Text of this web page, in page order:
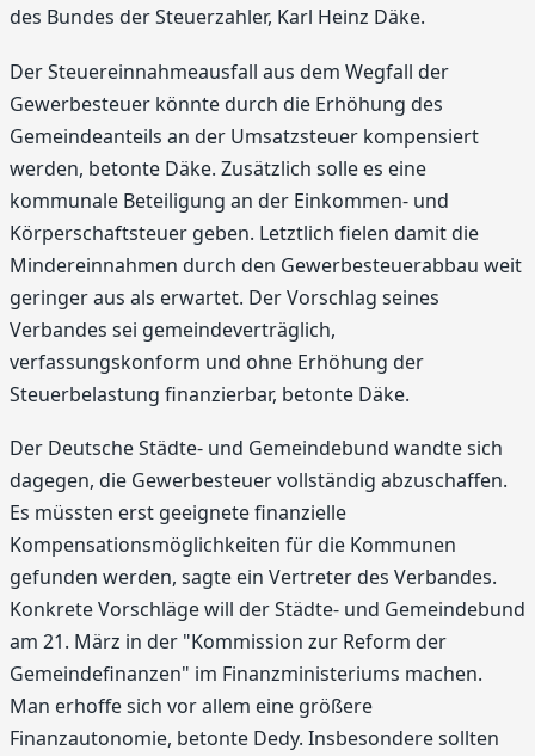
des Bundes der Steuerzahler, Karl Heinz Däke.
Der Steuereinnahmeausfall aus dem Wegfall der
Gewerbesteuer könnte durch die Erhöhung des
Gemeindeanteils an der Umsatzsteuer kompensiert
werden, betonte Däke. Zusätzlich solle es eine
kommunale Beteiligung an der Einkommen- und
Körperschaftsteuer geben. Letztlich fielen damit die
Mindereinnahmen durch den Gewerbesteuerabbau weit
geringer aus als erwartet. Der Vorschlag seines
Verbandes sei gemeindeverträglich,
verfassungskonform und ohne Erhöhung der
Steuerbelastung finanzierbar, betonte Däke.
Der Deutsche Städte- und Gemeindebund wandte sich
dagegen, die Gewerbesteuer vollständig abzuschaffen.
Es müssten erst geeignete finanzielle
Kompensationsmöglichkeiten für die Kommunen
gefunden werden, sagte ein Vertreter des Verbandes.
Konkrete Vorschläge will der Städte- und Gemeindebund
am 21. März in der "Kommission zur Reform der
Gemeindefinanzen" im Finanzministeriums machen.
Man erhoffe sich vor allem eine größere
Finanzautonomie, betonte Dedy. Insbesondere sollten